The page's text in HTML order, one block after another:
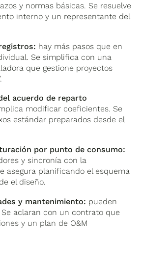
y normas básicas. Se resuelve
interno y un representante del
hay más pasos que en
Se simplifica con una
que gestione proyectos
acuerdo de reparto
modificar coeficientes. Se
estándar preparados desde el
por punto de consumo:
y sincronía con la
asegura planificando el esquema
el diseño.
y mantenimiento: pueden
aclaran con un contrato que
y un plan de O&M